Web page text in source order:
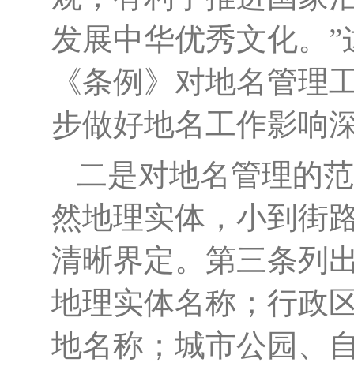
发展中华优秀文化。
《条例》对地名管理
步做好地名工作影响
二是对地名管理的
然地理实体，小到街
清晰界定。第三条列
地理实体名称；行政
地名称；城市公园、